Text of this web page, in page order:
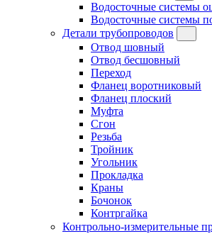
Водосточные системы
Водосточные системы
Детали трубопроводов
Отвод шовный
Отвод бесшовный
Переход
Фланец воротниковый
Фланец плоский
Муфта
Сгон
Резьба
Тройник
Угольник
Прокладка
Краны
Бочонок
Контргайка
Контрольно-измерительные